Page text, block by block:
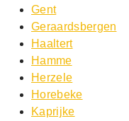
Gent
Geraardsbergen
Haaltert
Hamme
Herzele
Horebeke
Kaprijke